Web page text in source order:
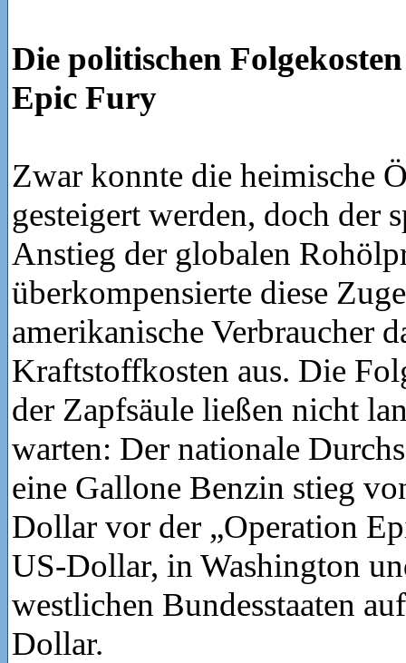
Die politischen
Epic Fury
Zwar konnte die heimische
gesteigert werden, doch der
Anstieg der globalen
überkompensierte diese
amerikanische Verbraucher
Kraftstoffkosten aus. Die
der Zapfsäule ließen nicht
warten: Der nationale
eine Gallone Benzin stieg
Dollar vor der „Operation
US-Dollar, in Washington
westlichen Bundesstaaten
Dollar.